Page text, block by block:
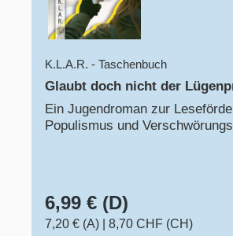
K.L.A.R. - Taschenbuch
Glaubt doch nicht der
Ein Jugendroman zur
Populismus und
6,99 € (D)
7,20 € (A)
8,70 CHF (CH)